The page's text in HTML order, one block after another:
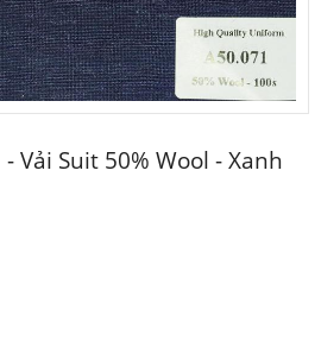
Vải Suit 50% Wool - Xanh